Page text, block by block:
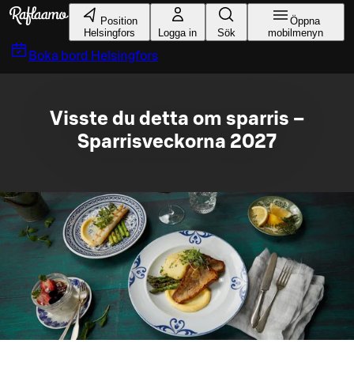
Gå till huvudinnehållet
Position
Helsingfors
Logga in Sök
Öppna
mobilmenyn
Boka bord Helsingfors
Visste du detta om sparris –
Sparrisveckorna 2027